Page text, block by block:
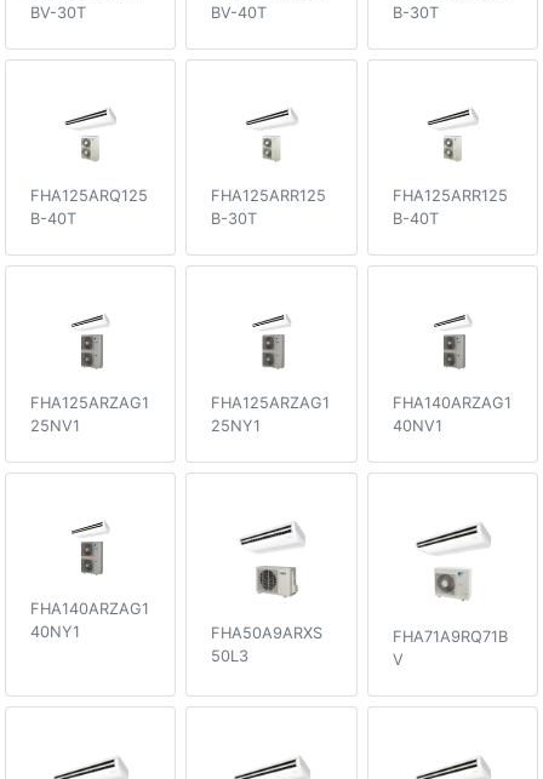
BV-30T
BV-40T
B-30T
FHA125ARQ125
B-40T
FHA125ARR125
B-30T
FHA125ARR125
B-40T
FHA125ARZAG1
25NV1
FHA125ARZAG1
25NY1
FHA140ARZAG1
40NV1
FHA140ARZAG1
40NY1
FHA50A9ARXS
50L3
FHA71A9RQ71B
V